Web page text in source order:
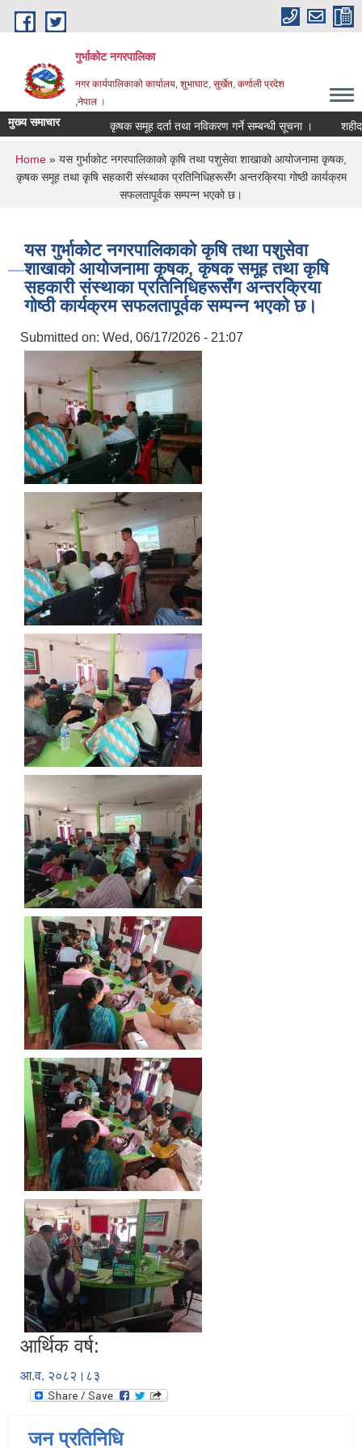
Skip to main content
गुर्भाकोट नगरपालिका
नगर कार्यपालिकाको कार्यालय, शुभाघाट, सुर्खेत, कर्णाली प्रदेश
,नेपाल ।
मुख्य समाचार कृषक समूह दर्ता तथा नविकरण गर्ने सम्बन्धी सूचना । शहीद
You are here
Home » यस गुर्भाकोट नगरपालिकाको कृषि तथा पशुसेवा शाखाको आयोजनामा कृषक,
कृषक समूह तथा कृषि सहकारी संस्थाका प्रतिनिधिहरूसँग अन्तरक्रिया गोष्ठी कार्यक्रम
सफलतापूर्वक सम्पन्न भएको छ।
यस गुर्भाकोट नगरपालिकाको कृषि तथा पशुसेवा
शाखाको आयोजनामा कृषक, कृषक समूह तथा कृषि
सहकारी संस्थाका प्रतिनिधिहरूसँग अन्तरक्रिया
गोष्ठी कार्यक्रम सफलतापूर्वक सम्पन्न भएको छ।
Submitted on: Wed, 06/17/2026 - 21:07
आर्थिक वर्ष:
आ.व. २०८२।८३
जन प्रतिनिधि